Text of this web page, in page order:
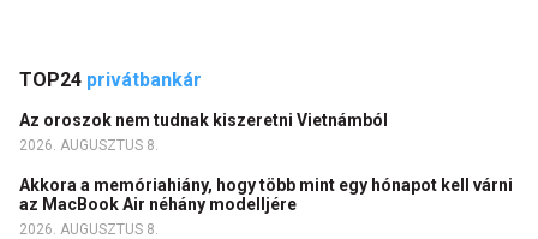
TOP24 privátbankár
Az oroszok nem tudnak kiszeretni Vietnámból
2026. AUGUSZTUS 8.
Akkora a memóriahiány, hogy több mint egy hónapot kell várni
az MacBook Air néhány modelljére
2026. AUGUSZTUS 8.